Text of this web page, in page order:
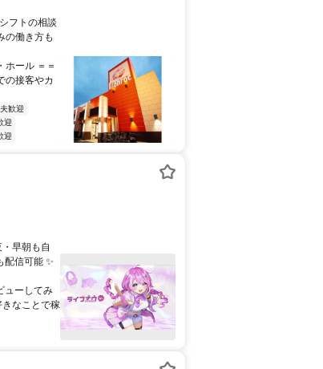
フトの相談
の働き方も
ホール ＝＝
の接客やカ
歓迎
迎
迎
早朝も自
信可能 ✨
ューしてみ
なことで稼